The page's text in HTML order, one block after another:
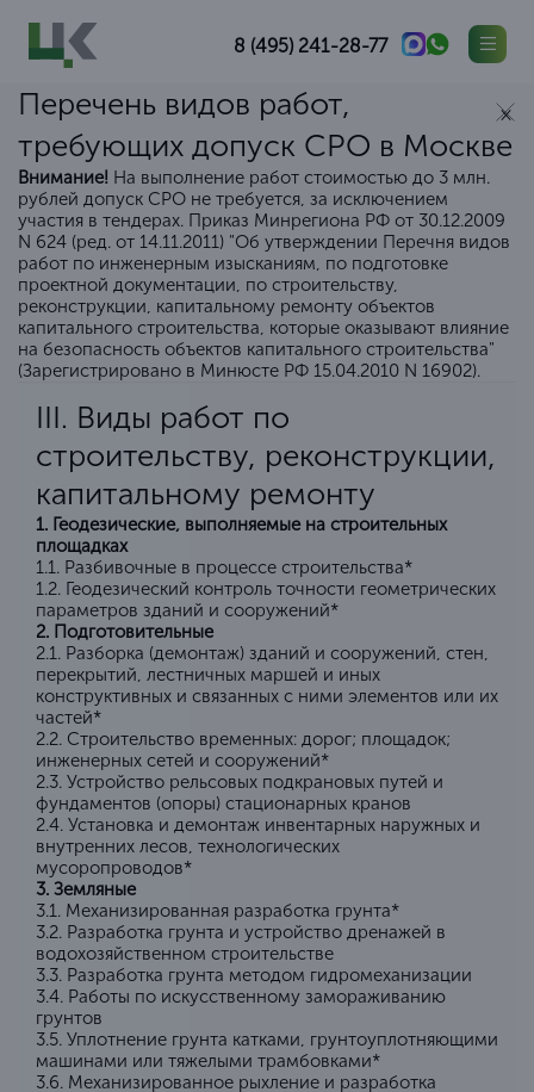
8 (495) 241-28-77
Перечень видов работ,
требующих допуск СРО в Москве
Внимание! На выполнение работ стоимостью до 3 млн.
рублей допуск СРО не требуется, за исключением
участия в тендерах. Приказ Минрегиона РФ от 30.12.2009
N 624 (ред. от 14.11.2011) "Об утверждении Перечня видов
работ по инженерным изысканиям, по подготовке
проектной документации, по строительству,
реконструкции, капитальному ремонту объектов
капитального строительства, которые оказывают влияние
на безопасность объектов капитального строительства"
(Зарегистрировано в Минюсте РФ 15.04.2010 N 16902).
III. Виды работ по
строительству, реконструкции,
капитальному ремонту
1. Геодезические, выполняемые на строительных
площадках
1.1. Разбивочные в процессе строительства*
1.2. Геодезический контроль точности геометрических
параметров зданий и сооружений*
2. Подготовительные
2.1. Разборка (демонтаж) зданий и сооружений, стен,
перекрытий, лестничных маршей и иных
конструктивных и связанных с ними элементов или их
частей*
2.2. Строительство временных: дорог; площадок;
инженерных сетей и сооружений*
2.3. Устройство рельсовых подкрановых путей и
фундаментов (опоры) стационарных кранов
2.4. Установка и демонтаж инвентарных наружных и
внутренних лесов, технологических
мусоропроводов*
3. Земляные
3.1. Механизированная разработка грунта*
3.2. Разработка грунта и устройство дренажей в
водохозяйственном строительстве
3.3. Разработка грунта методом гидромеханизации
3.4. Работы по искусственному замораживанию
грунтов
3.5. Уплотнение грунта катками, грунтоуплотняющими
машинами или тяжелыми трамбовками*
3.6. Механизированное рыхление и разработка
×